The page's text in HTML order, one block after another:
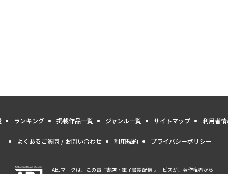
ランキング 掲載作品一覧 ジャンル一覧 サイトマップ 利用者
よくあるご質問 / お問い合わせ 利用規約 プライバシーポリシー
ABJマークは、この電子書店・電子書籍配信サービスが、著作権者から